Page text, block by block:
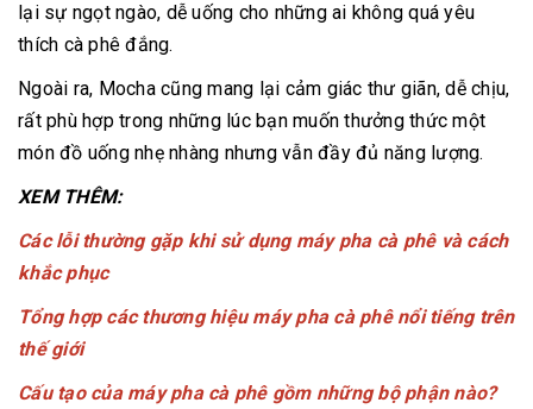
lại sự ngọt ngào, dễ uống cho những ai không quá yêu
thích cà phê đắng.
Ngoài ra, Mocha cũng mang lại cảm giác thư giãn, dễ chịu,
rất phù hợp trong những lúc bạn muốn thưởng thức một
món đồ uống nhẹ nhàng nhưng vẫn đầy đủ năng lượng.
XEM THÊM:
Các lỗi thường gặp khi sử dụng máy pha cà phê và cách
khắc phục
Tổng hợp các thương hiệu máy pha cà phê nổi tiếng trên
thế giới
Cấu tạo của máy pha cà phê gồm những bộ phận nào?